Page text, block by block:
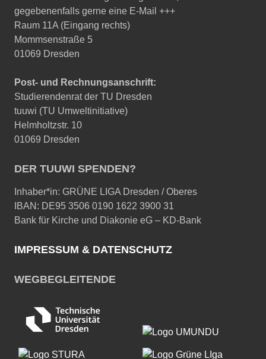
gegebenenfalls gerne eine E-Mail +++
Raum 11A (Eingang rechts)
Mommsenstraße 5
01069 Dresden
Post- und Rechnungsanschrift:
Studierendenrat der TU Dresden
tuuwi (TU Umweltinitiative)
Helmholtzstr. 10
01069 Dresden
DER TUUWI SPENDEN?
Inhaber*in: GRÜNE LIGA Dresden / Oberes
IBAN: DE95 3506 0190 1622 3900 31
Bank für Kirche und Diakonie eG – KD-Bank
IMPRESSUM & DATENSCHUTZ
WEGBEGLEITENDE